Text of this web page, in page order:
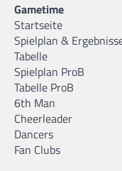
Gametime
Startseite
Spielplan &
Tabelle
Spielplan ProB
Tabelle ProB
6th Man
Cheerleader
Dancers
Fan Clubs